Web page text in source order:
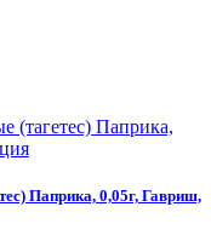
Паприка, 0,05г, Гавриш,